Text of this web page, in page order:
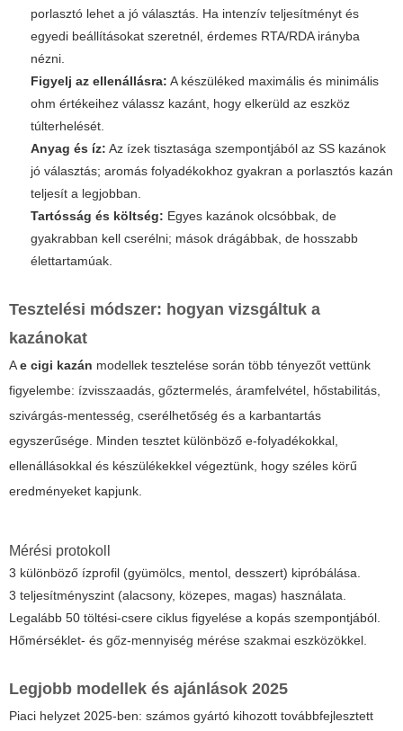
porlasztó lehet a jó választás. Ha intenzív teljesítményt és
egyedi beállításokat szeretnél, érdemes RTA/RDA irányba
nézni.
Figyelj az ellenállásra: A készüléked maximális és minimális
ohm értékeihez válassz kazánt, hogy elkerüld az eszköz
túlterhelését.
Anyag és íz: Az ízek tisztasága szempontjából az SS kazánok
jó választás; aromás folyadékokhoz gyakran a porlasztós kazán
teljesít a legjobban.
Tartósság és költség: Egyes kazánok olcsóbbak, de
gyakrabban kell cserélni; mások drágábbak, de hosszabb
élettartamúak.
Tesztelési módszer: hogyan vizsgáltuk a
kazánokat
Ae cigi kazán modellek tesztelése során több tényezőt vettünk
figyelembe: ízvisszaadás, gőztermelés, áramfelvétel, hőstabilitás,
szivárgás-mentesség, cserélhetőség és a karbantartás
egyszerűsége. Minden tesztet különböző e-folyadékokkal,
ellenállásokkal és készülékekkel végeztünk, hogy széles körű
eredményeket kapjunk.
Mérési protokoll
3 különböző ízprofil (gyümölcs, mentol, desszert) kipróbálása.
3 teljesítményszint (alacsony, közepes, magas) használata.
Legalább 50 töltési-csere ciklus figyelése a kopás szempontjából.
Hőmérséklet- és gőz-mennyiség mérése szakmai eszközökkel.
Legjobb modellek és ajánlások 2025
Piaci helyzet 2025-ben: számos gyártó kihozott továbbfejlesztett